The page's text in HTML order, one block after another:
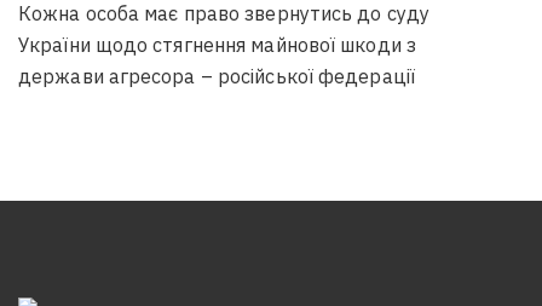
Кожна особа має право звернутись до суду
України щодо стягнення майнової шкоди з
держави агресора – російської федерації